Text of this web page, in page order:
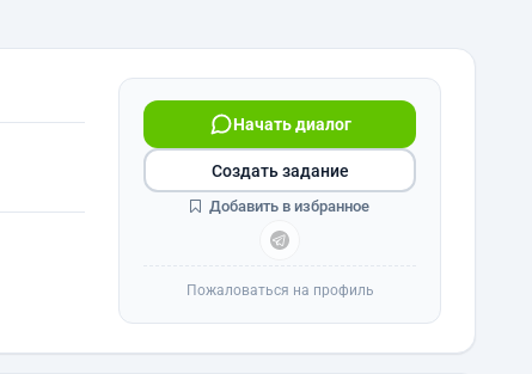
Начать диалог
Создать задание
Добавить в избранное
Пожаловаться на профиль